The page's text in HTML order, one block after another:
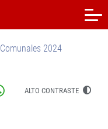
Comunales 2024
ALTO CONTRASTE